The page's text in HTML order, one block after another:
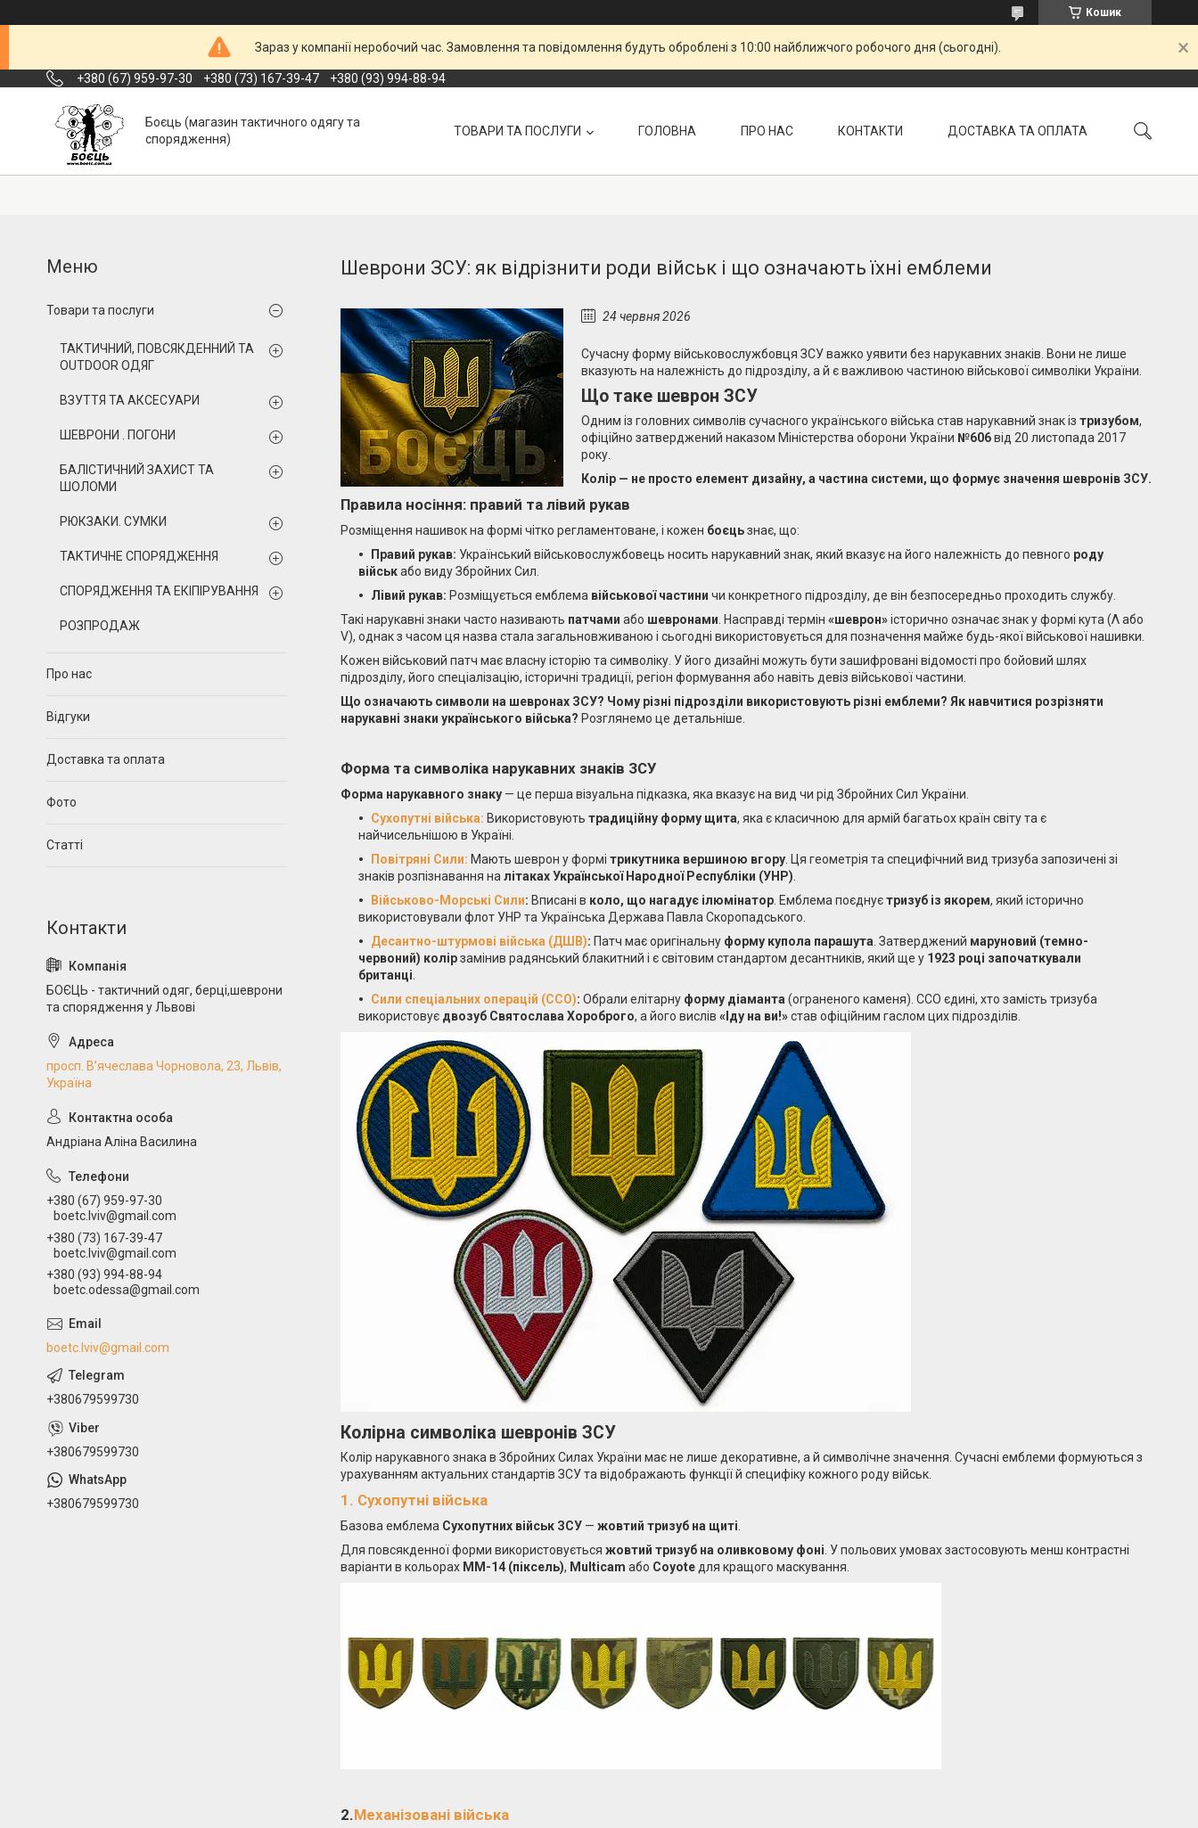
Кошик
Зараз у компанії неробочий час. Замовлення та повідомлення будуть оброблені з 10:00 найближчого робочого дня (сьогодні).
+380 (67) 959-97-30 +380 (73) 167-39-47 +380 (93) 994-88-94
Боєць (магазин тактичного одягу та
спорядження)
ТОВАРИ ТА ПОСЛУГИ ГОЛОВНА ПРО НАС КОНТАКТИ ДОСТАВКА ТА ОПЛАТА
Шеврони ЗСУ: як відрізнити роди військ і що означають їхні емблеми
24 червня 2026
Сучасну форму військовослужбовця ЗСУ важко уявити без нарукавних знаків. Вони не лише
вказують на належність до підрозділу, а й є важливою частиною військової символіки України.
Що таке шеврон ЗСУ
Одним із головних символів сучасного українського війська став нарукавний знак із тризубом,
офіційно затверджений наказом Міністерства оборони України №606від 20 листопада 2017
року.
Колір — не просто елемент дизайну, а частина системи, що формує значення шевронів ЗСУ.
Правила носіння: правий та лівий рукав
Розміщення нашивок на формі чітко регламентоване, і кожен боєцьзнає, що:
Правий рукав: Український військовослужбовець носить нарукавний знак, який вказує на його належність до певного роду
військабо виду Збройних Сил.
Лівий рукав: Розміщується емблема військової частини чи конкретного підрозділу, де він безпосередньо проходить службу.
Такі нарукавні знаки часто називають патчами або шевронами . Насправді термін «шеврон»історично означає знак у формі кута (Λ або
V), однак з часом ця назва стала загальновживаною і сьогодні використовується для позначення майже будь-якої військової нашивки.
Кожен військовий патч має власну історію та символіку. У його дизайні можуть бути зашифровані відомості про бойовий шлях
підрозділу, його спеціалізацію, історичні традиції, регіон формування або навіть девіз військової частини.
Що означають символи на шевронах ЗСУ? Чому різні підрозділи використовують різні емблеми? Як навчитися розрізняти
нарукавні знаки українського війська? Розглянемо це детальніше.
Форма та символіка нарукавних знаків ЗСУ
Форма нарукавного знаку — це перша візуальна підказка, яка вказує на вид чи рід Збройних Сил України.
Сухопутні війська: Використовують традиційну форму щита, яка є класичною для армій багатьох країн світу та є
найчисельнішою в Україні.
Повітряні Сили: Мають шеврон у формі трикутника вершиною вгору . Ця геометрія та специфічний вид тризуба запозичені зі
знаків розпізнавання на літаках Української Народної Республіки (УНР)
Військово-Морські Сили: Вписані в коло, що нагадує ілюмінатор . Емблема поєднуєтризуб із якорем, який історично
використовували флот УНР та Українська Держава Павла Скоропадського.
Десантно-штурмові війська (ДШВ): Патч має оригінальну форму купола парашута . Затверджений маруновий (темно-
червоний) колірзамінив радянський блакитний і є світовим стандартом десантників, який ще у 1923 році започаткували
британці
Сили спеціальних операцій (ССО): Обрали елітарну форму діаманта (ограненого каменя). ССО єдині, хто замість тризуба
використовує двозуб Святослава Хороброго, а його вислів «Іду на ви!»став офіційним гаслом цих підрозділів.
Колірна символіка шевронів ЗСУ
Колір нарукавного знака в Збройних Силах України має не лише декоративне, а й символічне значення. Сучасні емблеми формуються з
урахуванням актуальних стандартів ЗСУ та відображають функції й специфіку кожного роду військ.
1. Сухопутні війська
Базова емблема Сухопутних військ ЗСУ — жовтий тризуб на щиті
Для повсякденної форми використовується жовтий тризуб на оливковому фоні . У польових умовах застосовують менш контрастні
варіанти в кольорах ММ-14 (піксель), Multicam або Coyote для кращого маскування.
2.Механізовані війська
Товари та послуги
ТАКТИЧНИЙ, ПОВСЯКДЕННИЙ ТА
OUTDOOR ОДЯГ
ВЗУТТЯ ТА АКСЕСУАРИ
ШЕВРОНИ . ПОГОНИ
БАЛІСТИЧНИЙ ЗАХИСТ ТА
ШОЛОМИ
РЮКЗАКИ. СУМКИ
ТАКТИЧНЕ СПОРЯДЖЕННЯ
СПОРЯДЖЕННЯ ТА ЕКІПІРУВАННЯ
РОЗПРОДАЖ
Про нас
Відгуки
Доставка та оплата
Фото
Статті
БОЄЦЬ - тактичний одяг, берці,шеврони
та спорядження у Львові
просп. В’ячеслава Чорновола, 23, Львів,
Україна
Андріана Аліна Василина
+380 (67) 959-97-30
boetc.lviv@gmail.com
+380 (73) 167-39-47
boetc.lviv@gmail.com
+380 (93) 994-88-94
boetc.odessa@gmail.com
boetc.lviv@gmail.com
+380679599730
+380679599730
+380679599730